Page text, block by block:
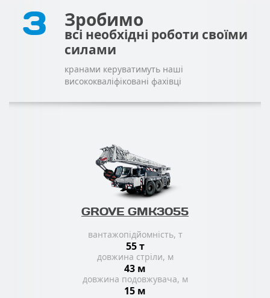
3 Зробимо
всі необхідні роботи своїми
силами
кранами керуватимуть наші
висококваліфіковані фахівці
GROVE GMK3055
вантажопідйомність, т
55 т
довжина стріли, м
43 м
довжина подовжувача, м
15 м